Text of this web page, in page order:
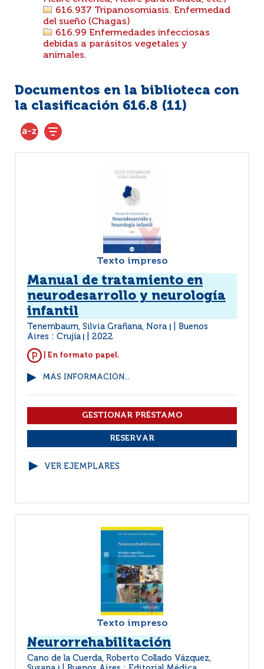
616.937 Tripanosomiasis. Enfermedad
del sueño (Chagas)
616.99 Enfermedades infecciosas
debidas a parásitos vegetales y
animales.
Documentos en la biblioteca con
la clasificación 616.8 (11)
Texto impreso
Manual de tratamiento en
neurodesarrollo y neurología
infantil
Tenembaum, Silvia Grañana, Nora
Buenos
Aires : Crujía
2022
| En formato papel.
MÁS INFORMACIÓN...
VER EJEMPLARES
Texto impreso
Neurorrehabilitación
Cano de la Cuerda, Roberto Collado Vázquez,